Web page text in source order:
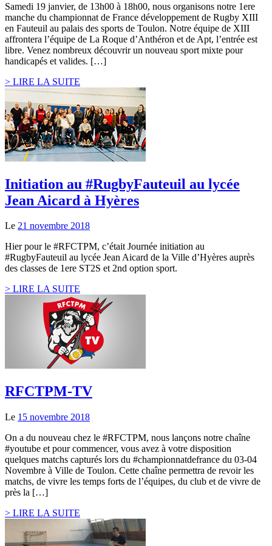
Samedi 19 janvier, de 13h00 à 18h00, nous organisons notre 1ere
manche du championnat de France développement de Rugby XIII
en Fauteuil au palais des sports de Toulon. Notre équipe de XIII
affrontera l’équipe de La Roque d’Anthéron et de Apt, l’entrée est
libre. Venez nombreux découvrir un nouveau sport mixte pour
handicapés et valides. […]
> LIRE LA SUITE
Initiation au #RugbyFauteuil au lycée
Jean Aicard à Hyères
Le 21 novembre 2018
Hier pour le #RFCTPM, c’était Journée initiation au
#RugbyFauteuil au lycée Jean Aicard de la Ville d’Hyères auprès
des classes de 1ere ST2S et 2nd option sport.
> LIRE LA SUITE
RFCTPM-TV
Le 15 novembre 2018
On a du nouveau chez le #RFCTPM, nous lançons notre chaîne
#youtube et pour commencer, vous avez à votre disposition
quelques matchs capturés lors du #championnatdefrance du 03-04
Novembre à Ville de Toulon. Cette chaîne permettra de revoir les
matchs, de vivre les temps forts de l’équipes, du club et de vivre de
près la […]
> LIRE LA SUITE